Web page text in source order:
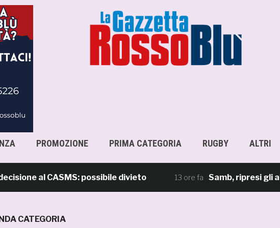
PROMOZIONE PRIMA CATEGORIA RUGBY ALTRI
al CASMS: possibile divieto 13 ore fa Samb, ripresi gli
CATEGORIA